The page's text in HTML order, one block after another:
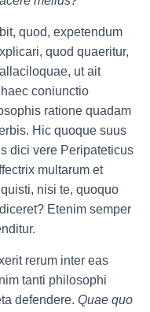
quod, expetendum
quod quaeritur,
ut ait
coniunctio
ratione quadam
Hic quoque suus
dici vere Peripateticus
multarum et
nisi te, quoquo
Etenim semper
rerum inter eas
tanti philosophi
defendere. Quae quo